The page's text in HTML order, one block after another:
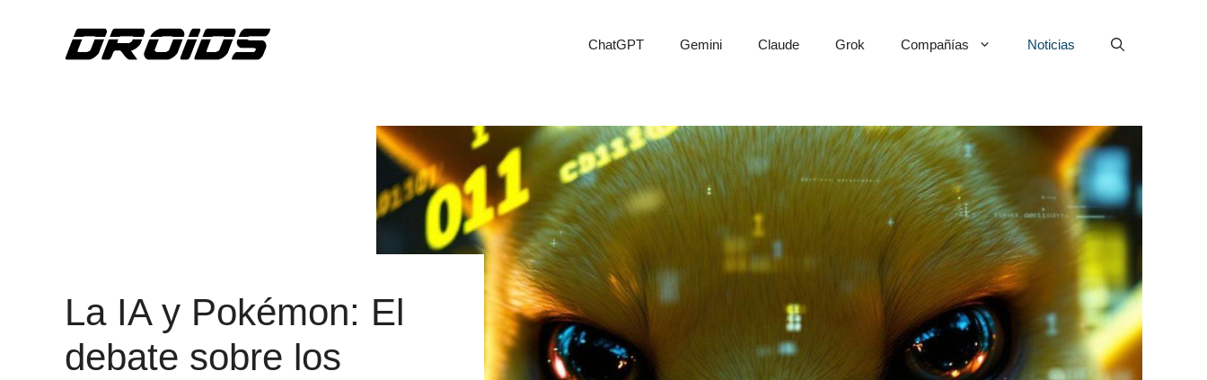
ChatGPT Gemini Claude Grok Compañías Noticias
La IA y Pokémon: El
debate sobre los